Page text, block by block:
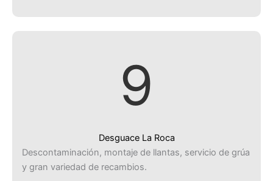
9
Desguace La Roca
Descontaminación, montaje de llantas, servicio de grúa
y gran variedad de recambios.